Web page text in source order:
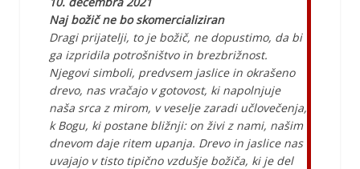
Naj božič ne bo skomercializiran
Dragi prijatelji, to je božič, ne dopustimo, da bi
ga izpridila potrošništvo in brezbrižnost.
Njegovi simboli, predvsem jaslice in okrašeno
drevo, nas vračajo v gotovost, ki napolnjuje
naša srca z mirom, v veselje zaradi učlovečenja,
k Bogu, ki postane bližnji: on živi z nami, našim
dnevom daje ritem upanja. Drevo in jaslice nas
uvajajo v tisto tipično vzdušje božiča, ki je del